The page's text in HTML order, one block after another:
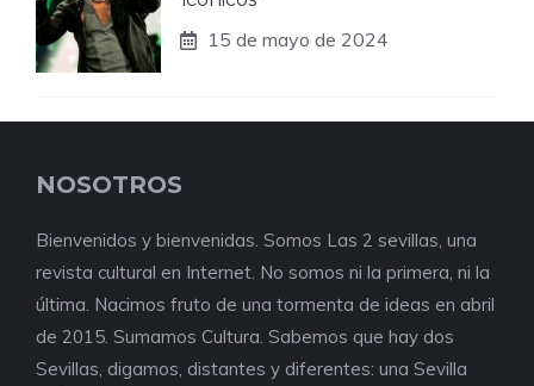
15 de mayo de 2024
NOSOTROS
Bienvenidos y bienvenidas. Somos Las 2 sevillas, una
revista cultural en Internet. No somos ni la primera, ni la
última. Nacimos fruto de una tormenta de ideas en abril
de 2015. Sumamos Cultura. Sabemos que hay dos
Sevillas, digamos, distantes y diferentes: una Sevilla